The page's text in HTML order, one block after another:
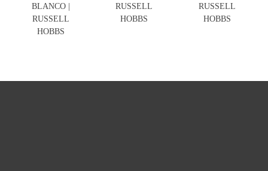
BLANCO |
RUSSELL
HOBBS
RUSSELL
HOBBS
RUSSELL
HOBBS